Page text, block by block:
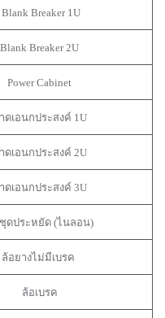
Blank Breaker 1U
Blank Breaker 2U
Power Cabinet
ดเอนกประสงค์ 1U
ดเอนกประสงค์ 2U
ดเอนกประสงค์ 3U
ดประหยัด (ไนลอน)
ล้อยางไม่มีเบรค
ล้อเบรค